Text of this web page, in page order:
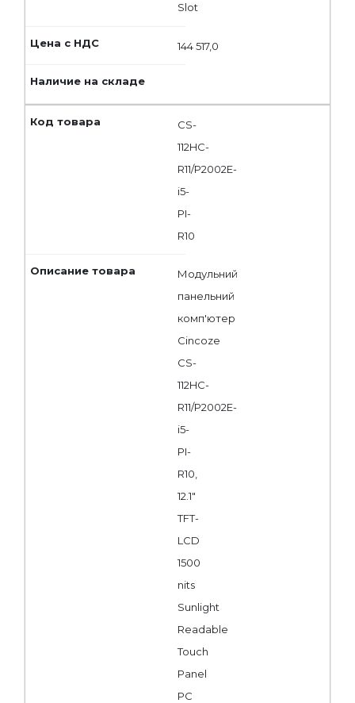
Slot
144 517,0
CS-
112HC-
R11/P2002E-
i5-
PI-
R10
Модульний
панельний
комп'ютер
Cincoze
CS-
112HC-
R11/P2002E-
i5-
PI-
R10,
12.1"
TFT-
LCD
1500
nits
Sunlight
Readable
Touch
Panel
PC